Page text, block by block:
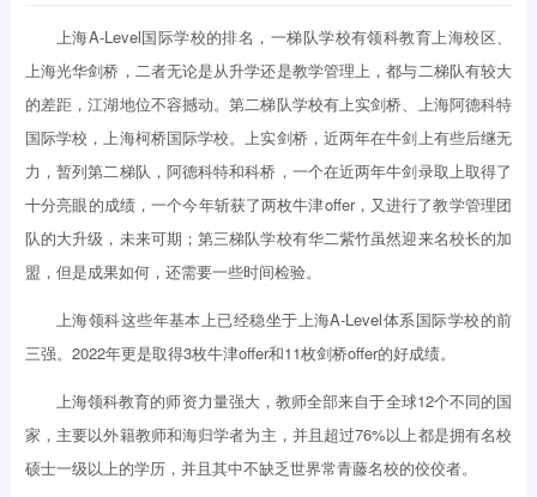
上海A-Level国际学校的排名，一梯队学校有领科教育上海校区、
上海光华剑桥，二者无论是从升学还是教学管理上，都与二梯队有较大
的差距，江湖地位不容撼动。第二梯队学校有上实剑桥、上海阿德科特
国际学校，上海柯桥国际学校。上实剑桥，近两年在牛剑上有些后继无
力，暂列第二梯队，阿德科特和科桥，一个在近两年牛剑录取上取得了
十分亮眼的成绩，一个今年斩获了两枚牛津offer，又进行了教学管理团
队的大升级，未来可期；第三梯队学校有华二紫竹虽然迎来名校长的加
盟，但是成果如何，还需要一些时间检验。
上海领科这些年基本上已经稳坐于上海A-Level体系国际学校的前
三强。2022年更是取得3枚牛津offer和11枚剑桥offer的好成绩。
上海领科教育的师资力量强大，教师全部来自于全球12个不同的国
家，主要以外籍教师和海归学者为主，并且超过76%以上都是拥有名校
硕士一级以上的学历，并且其中不缺乏世界常青藤名校的佼佼者。